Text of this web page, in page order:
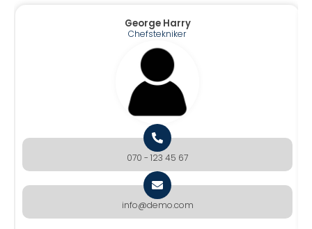
George Harry
Chefstekniker
070 - 123 45 67
info@demo.com